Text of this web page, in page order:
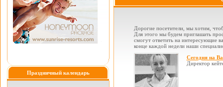
Праздничный календарь
Дорогие посетители, мы хотим,
Для этого мы будем приглашать
смогут ответить на интересующие
конце каждой недели наши
Сегодня на
Директор